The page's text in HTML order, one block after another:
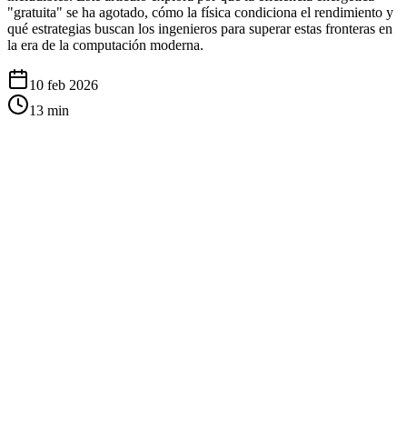
"gratuita" se ha agotado, cómo la física condiciona el rendimiento y
qué estrategias buscan los ingenieros para superar estas fronteras en
la era de la computación moderna.
10 feb 2026
13 min